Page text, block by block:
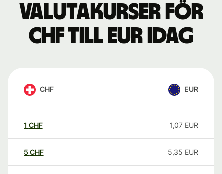
Valutakurser för
CHF till EUR idag
CHF EUR
1 CHF 1,07 EUR
5 CHF 5,35 EUR